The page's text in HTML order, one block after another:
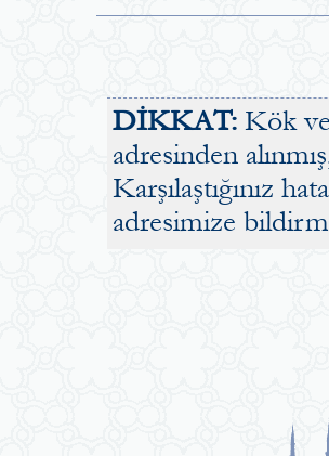
DİKKAT: Kök
adresinden
Karşılaştığınız
adresimize